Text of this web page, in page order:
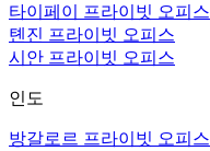
타이페이 프라이빗 오피스
톈진 프라이빗 오피스
시안 프라이빗 오피스
인도
방갈로르 프라이빗 오피스